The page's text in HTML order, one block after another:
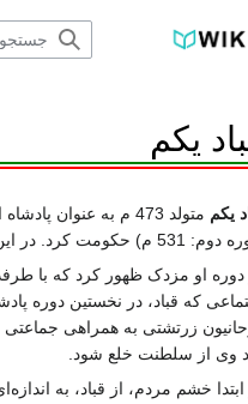
یکم
یکم متولد 473 م به عنوان پادشاه ایران در سلسله
م) حکومت کرد. در این مدت مرکز حکومت او
او مزدک ظهور کرد که با
که قباد، در نخستین دوره
زرتشتی به همراهی
وی از سلطنت خلع شود.
خشم مردم، از قباد، به